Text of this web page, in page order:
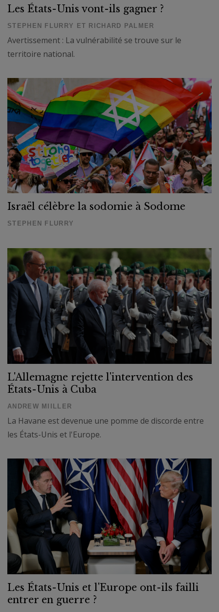
Les États-Unis vont-ils gagner ?
STEPHEN FLURRY ET RICHARD PALMER
Avertissement : La vulnérabilité se trouve sur le
territoire national.
Israël célèbre la sodomie à Sodome
STEPHEN FLURRY
L'Allemagne rejette l'intervention des
États-Unis à Cuba
ANDREW MIILLER
La Havane est devenue une pomme de discorde entre
les États-Unis et l'Europe.
Les États-Unis et l'Europe ont-ils failli
entrer en guerre ?